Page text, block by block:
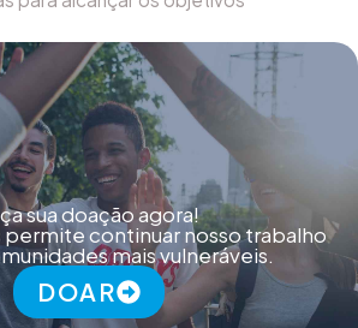
sua doação agora!
permite continuar nosso trabalho
mais vulneráveis.
DOAR